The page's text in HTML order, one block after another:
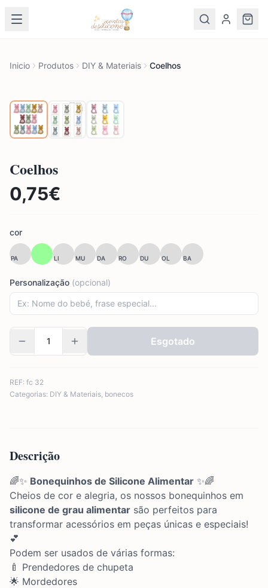
Inicio Produtos DIY & Materiais Coelhos
Coelhos
0,75€
cor
PA LI MU DA RO DU OL BA
Personalização (opcional)
Esgotado
REF: fc 32
Categorias: DIY & Materiais, bonecos
Descrição
🌈✨ Bonequinhos de Silicone Alimentar ✨🌈
Cheios de cor e alegria, os nossos bonequinhos em
silicone de grau alimentar são perfeitos para
transformar acessórios em peças únicas e especiais!
💕
Podem ser usados de várias formas:
🍼 Prendedores de chupeta
🌟 Mordedores